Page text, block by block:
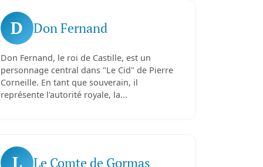
D Don Fernand
Don Fernand, le roi de Castille, est un
personnage central dans "Le Cid" de Pierre
Corneille. En tant que souverain, il
représente l'autorité royale, la...
L Le Comte de Gormas